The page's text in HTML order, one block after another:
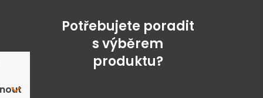
Potřebujete poradit
s výběrem
produktu?